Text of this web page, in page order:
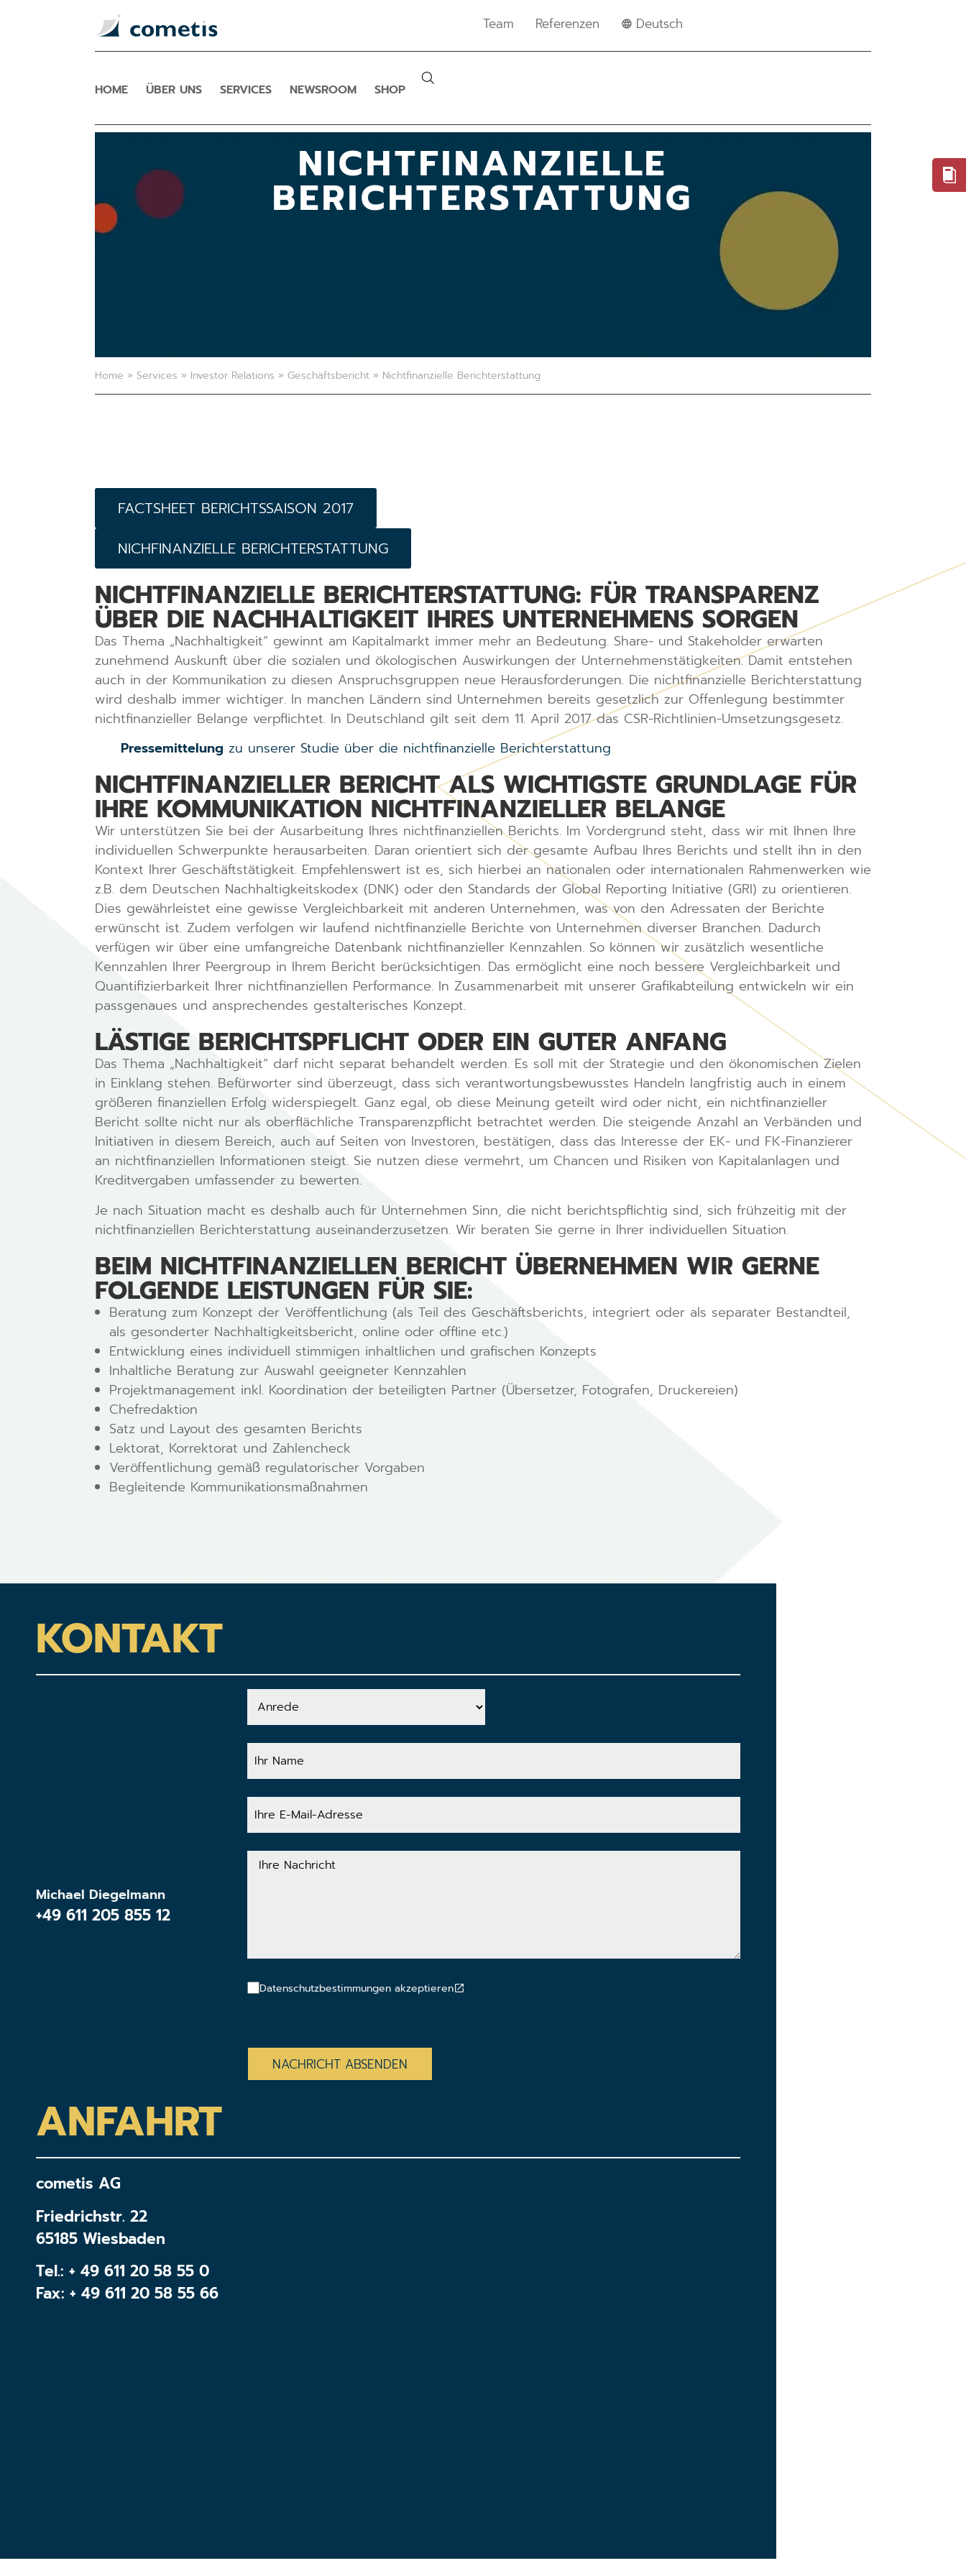
Team Referenzen Deutsch
HOME ÜBER UNS SERVICES NEWSROOM SHOP
NICHTFINANZIELLE
BERICHTERSTATTUNG
Home » Services » Investor Relations » Geschäftsbericht » Nichtfinanzielle Berichterstattung
FACTSHEET BERICHTSSAISON 2017
NICHFINANZIELLE BERICHTERSTATTUNG
NICHTFINANZIELLE BERICHTERSTATTUNG: FÜR TRANSPARENZ
ÜBER DIE NACHHALTIGKEIT IHRES UNTERNEHMENS SORGEN
Das Thema „Nachhaltigkeit“ gewinnt am Kapitalmarkt immer mehr an Bedeutung. Share- und Stakeholder erwarten
zunehmend Auskunft über die sozialen und ökologischen Auswirkungen der Unternehmenstätigkeiten. Damit entstehen
auch in der Kommunikation zu diesen Anspruchsgruppen neue Herausforderungen. Die nichtfinanzielle Berichterstattung
wird deshalb immer wichtiger. In manchen Ländern sind Unternehmen bereits gesetzlich zur Offenlegung bestimmter
nichtfinanzieller Belange verpflichtet. In Deutschland gilt seit dem 11. April 2017 das CSR-Richtlinien-Umsetzungsgesetz.
Pressemittelung zu unserer Studie über die nichtfinanzielle Berichterstattung
NICHTFINANZIELLER BERICHT ALS WICHTIGSTE GRUNDLAGE FÜR
IHRE KOMMUNIKATION NICHTFINANZIELLER BELANGE
Wir unterstützen Sie bei der Ausarbeitung Ihres nichtfinanziellen Berichts. Im Vordergrund steht, dass wir mit Ihnen Ihre
individuellen Schwerpunkte herausarbeiten. Daran orientiert sich der gesamte Aufbau Ihres Berichts und stellt ihn in den
Kontext Ihrer Geschäftstätigkeit. Empfehlenswert ist es, sich hierbei an nationalen oder internationalen Rahmenwerken wie
z.B. dem Deutschen Nachhaltigkeitskodex (DNK) oder den Standards der Global Reporting Initiative (GRI) zu orientieren.
Dies gewährleistet eine gewisse Vergleichbarkeit mit anderen Unternehmen, was von den Adressaten der Berichte
erwünscht ist. Zudem verfolgen wir laufend nichtfinanzielle Berichte von Unternehmen diverser Branchen. Dadurch
verfügen wir über eine umfangreiche Datenbank nichtfinanzieller Kennzahlen. So können wir zusätzlich wesentliche
Kennzahlen Ihrer Peergroup in Ihrem Bericht berücksichtigen. Das ermöglicht eine noch bessere Vergleichbarkeit und
Quantifizierbarkeit Ihrer nichtfinanziellen Performance. In Zusammenarbeit mit unserer Grafikabteilung entwickeln wir ein
passgenaues und ansprechendes gestalterisches Konzept.
LÄSTIGE BERICHTSPFLICHT ODER EIN GUTER ANFANG
Das Thema „Nachhaltigkeit“ darf nicht separat behandelt werden. Es soll mit der Strategie und den ökonomischen Zielen
in Einklang stehen. Befürworter sind überzeugt, dass sich verantwortungsbewusstes Handeln langfristig auch in einem
größeren finanziellen Erfolg widerspiegelt. Ganz egal, ob diese Meinung geteilt wird oder nicht, ein nichtfinanzieller
Bericht sollte nicht nur als oberflächliche Transparenzpflicht betrachtet werden. Die steigende Anzahl an Verbänden und
Initiativen in diesem Bereich, auch auf Seiten von Investoren, bestätigen, dass das Interesse der EK- und FK-Finanzierer
an nichtfinanziellen Informationen steigt. Sie nutzen diese vermehrt, um Chancen und Risiken von Kapitalanlagen und
Kreditvergaben umfassender zu bewerten.
Je nach Situation macht es deshalb auch für Unternehmen Sinn, die nicht berichtspflichtig sind, sich frühzeitig mit der
nichtfinanziellen Berichterstattung auseinanderzusetzen. Wir beraten Sie gerne in Ihrer individuellen Situation.
BEIM NICHTFINANZIELLEN BERICHT ÜBERNEHMEN WIR GERNE
FOLGENDE LEISTUNGEN FÜR SIE:
Beratung zum Konzept der Veröffentlichung (als Teil des Geschäftsberichts, integriert oder als separater Bestandteil,
als gesonderter Nachhaltigkeitsbericht, online oder offline etc.)
Entwicklung eines individuell stimmigen inhaltlichen und grafischen Konzepts
Inhaltliche Beratung zur Auswahl geeigneter Kennzahlen
Projektmanagement inkl. Koordination der beteiligten Partner (Übersetzer, Fotografen, Druckereien)
Chefredaktion
Satz und Layout des gesamten Berichts
Lektorat, Korrektorat und Zahlencheck
Veröffentlichung gemäß regulatorischer Vorgaben
Begleitende Kommunikationsmaßnahmen
KONTAKT
Michael Diegelmann
+49 611 205 855 12
Anrede
Ihr
Name
Ihre
E-
Adresse
Ihre
Nachricht
Datenschutzbestimmungen akzeptieren
ANFAHRT
cometis AG
Friedrichstr. 22
65185 Wiesbaden
Tel.: + 49 611 20 58 55 0
Fax: + 49 611 20 58 55 66